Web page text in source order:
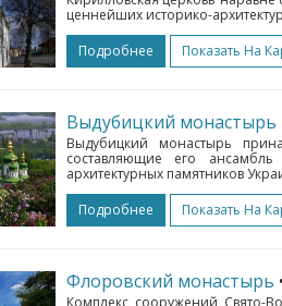
ценнейших историко-
Подробнее
Показать На
Выдубицкий монастырь
Выдубицкий монастырь
составляющие его
архитектурных памятников
Подробнее
Показать На
Флоровский монастырь
Комплекс сооружений Свято-